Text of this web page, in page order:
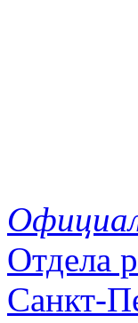
Отдела
Санкт-